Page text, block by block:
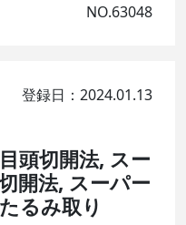
NO.63048
登録日：2024.01.13
頭切開法, スー
開法, スーパー
るみ取り